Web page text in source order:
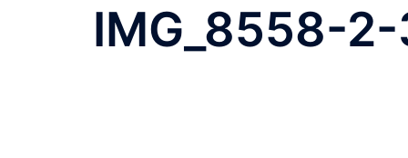
IMG_8558-2-